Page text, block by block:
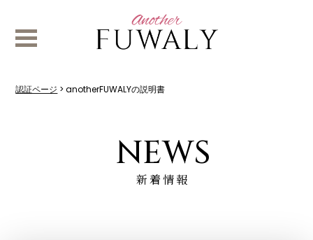
認証ページ >anotherFUWALYの説明書
NEWS
新着情報